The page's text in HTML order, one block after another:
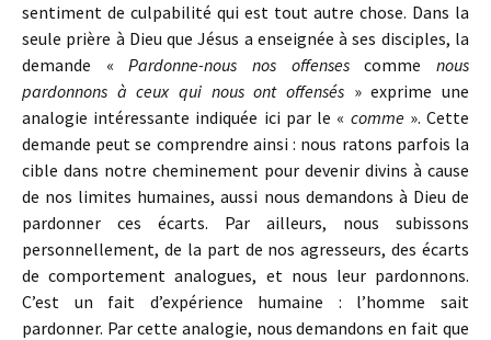
sentiment de culpabilité qui est tout autre chose. Dans la
seule prière à Dieu que Jésus a enseignée à ses disciples, la
demande «Pardonne-nous nos offensescomme nous
pardonnons à ceux qui nous ont offensés » exprime une
analogie intéressante indiquée ici par le « comme». Cette
demande peut se comprendre ainsi : nous ratons parfois la
cible dans notre cheminement pour devenir divins à cause
de nos limites humaines, aussi nous demandons à Dieu de
pardonner ces écarts. Par ailleurs, nous subissons
personnellement, de la part de nos agresseurs, des écarts
de comportement analogues, et nous leur pardonnons.
C’est un fait d’expérience humaine : l’homme sait
pardonner. Par cette analogie, nous demandons en fait que